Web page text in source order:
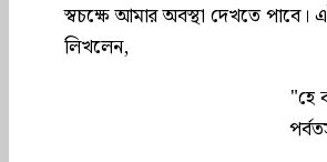
স্বচক্ষে আমার অবস্থা দেখতে পাবে।
লিখলেন,
"হে